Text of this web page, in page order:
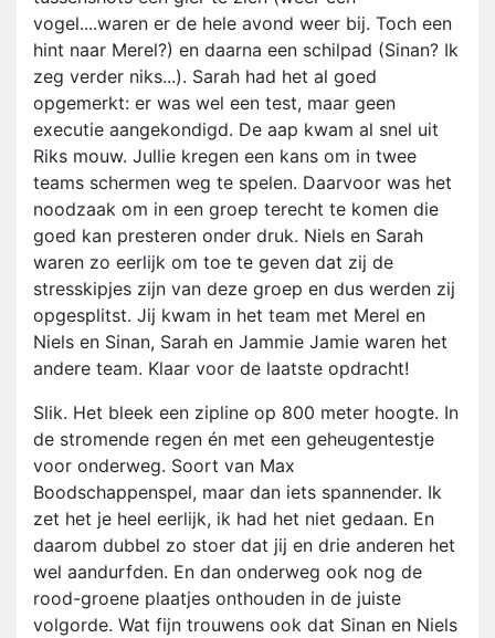
vogel....waren er de hele avond weer bij. Toch een
hint naar Merel?) en daarna een schilpad (Sinan? Ik
zeg verder niks...). Sarah had het al goed
opgemerkt: er was wel een test, maar geen
executie aangekondigd. De aap kwam al snel uit
Riks mouw. Jullie kregen een kans om in twee
teams schermen weg te spelen. Daarvoor was het
noodzaak om in een groep terecht te komen die
goed kan presteren onder druk. Niels en Sarah
waren zo eerlijk om toe te geven dat zij de
stresskipjes zijn van deze groep en dus werden zij
opgesplitst. Jij kwam in het team met Merel en
Niels en Sinan, Sarah en Jammie Jamie waren het
andere team. Klaar voor de laatste opdracht!
Slik. Het bleek een zipline op 800 meter hoogte. In
de stromende regen én met een geheugentestje
voor onderweg. Soort van Max
Boodschappenspel, maar dan iets spannender. Ik
zet het je heel eerlijk, ik had het niet gedaan. En
daarom dubbel zo stoer dat jij en drie anderen het
wel aandurfden. En dan onderweg ook nog de
rood-groene plaatjes onthouden in de juiste
volgorde. Wat fijn trouwens ook dat Sinan en Niels